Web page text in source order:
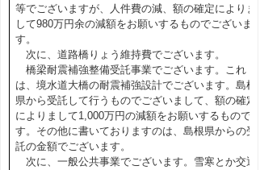
等でございますが、人件費の減、額の確定によりま
して980万円余の減額をお願いするものでございま
す。
次に、道路橋りょう維持費でございます。
橋梁耐震補強整備受託事業でございます。これ
は、境水道大橋の耐震補強設計でございます。島根
県から受託して行うものでございまして、額の確定
によりまして1,000万円の減額をお願いするもので
す。その他に書いておりますのは、島根県からの受
託の金額でございます。
次に、一般公共事業でございます。雪寒とか交通